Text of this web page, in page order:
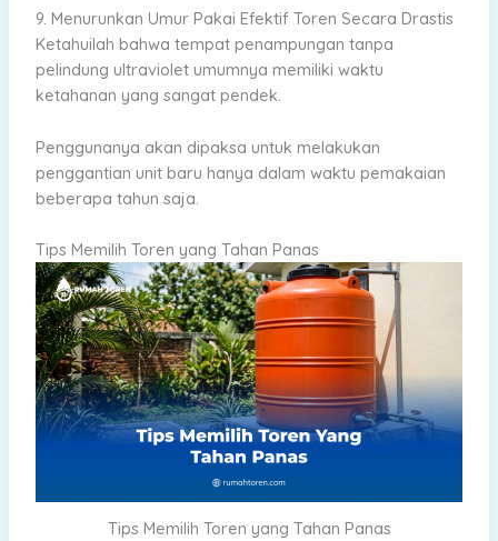
9. Menurunkan Umur Pakai Efektif Toren Secara Drastis
Ketahuilah bahwa tempat penampungan tanpa
pelindung ultraviolet umumnya memiliki waktu
ketahanan yang sangat pendek.
Penggunanya akan dipaksa untuk melakukan
penggantian unit baru hanya dalam waktu pemakaian
beberapa tahun saja.
Tips Memilih Toren yang Tahan Panas
Tips Memilih Toren yang Tahan Panas